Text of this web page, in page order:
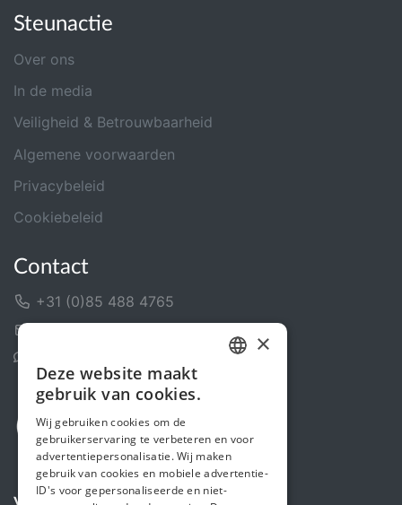
Steunactie
Over ons
In de media
Veiligheid & Betrouwbaarheid
Algemene voorwaarden
Privacybeleid
Cookiebeleid
Contact
+31 (0)85 488 4765
ENGLISH
×
Deze website maakt
gebruik van cookies.
Wij gebruiken cookies om de
gebruikerservaring te verbeteren en voor
advertentiepersonalisatie. Wij maken
gebruik van cookies en mobiele advertentie-
ID's voor gepersonaliseerde en niet-